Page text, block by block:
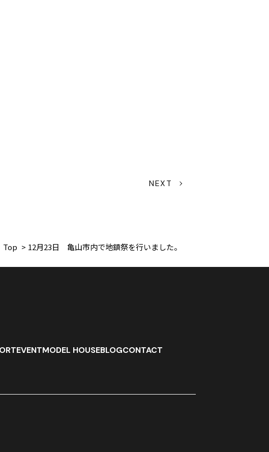
Top > 12月23日 亀山市内で地鎮祭を行いました。
NEXT
EVENTMODEL HOUSEBLOGCONTACT